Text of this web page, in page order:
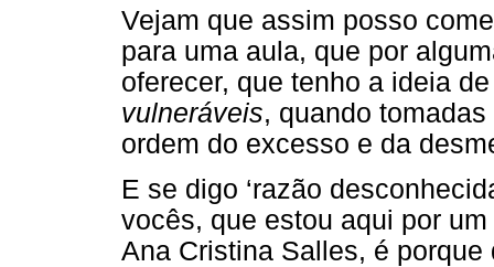
Vejam que assim posso
para uma aula, que por
oferecer, que tenho a ideia
vulneráveis, quando
ordem do excesso e da
E se digo ‘razão
vocês, que estou aqui por
Ana Cristina Salles, é